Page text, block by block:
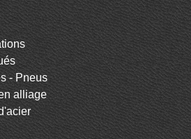
- Pneus
alliage